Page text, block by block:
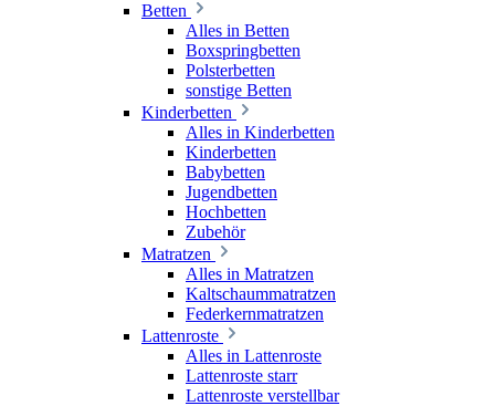
Betten
Alles in Betten
Boxspringbetten
Polsterbetten
sonstige Betten
Kinderbetten
Alles in Kinderbetten
Kinderbetten
Babybetten
Jugendbetten
Hochbetten
Zubehör
Matratzen
Alles in Matratzen
Kaltschaummatratzen
Federkernmatratzen
Lattenroste
Alles in Lattenroste
Lattenroste starr
Lattenroste verstellbar